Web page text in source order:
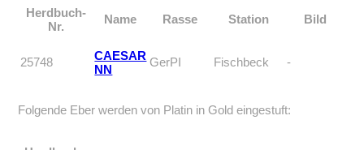
Herdbuch-
Nr.
Name Rasse Station Bild
25748
CAESAR
NN
GerPI Fischbeck -
Folgende Eber werden von Platin in Gold eingestuft: